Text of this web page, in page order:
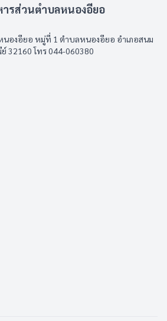
ารส่วนตำบลหนองอียอ
นองอียอ หมู่ที่ 1 ตำบลหนองอียอ อำเภอสนม
32160 โทร 044-060380